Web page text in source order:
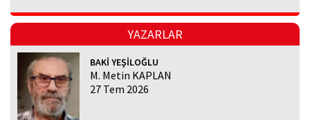
YAZARLAR
BAKİ YEŞİLOĞLU
M. Metin KAPLAN
27 Tem 2026